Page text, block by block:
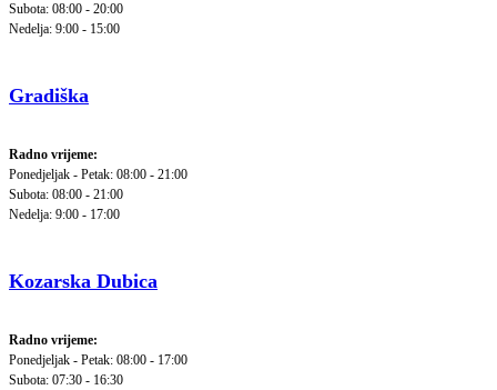
Subota: 08:00 - 20:00
Nedelja: 9:00 - 15:00
Gradiška
Radno vrijeme:
Ponedjeljak - Petak: 08:00 - 21:00
Subota: 08:00 - 21:00
Nedelja: 9:00 - 17:00
Kozarska Dubica
Radno vrijeme:
Ponedjeljak - Petak: 08:00 - 17:00
Subota: 07:30 - 16:30